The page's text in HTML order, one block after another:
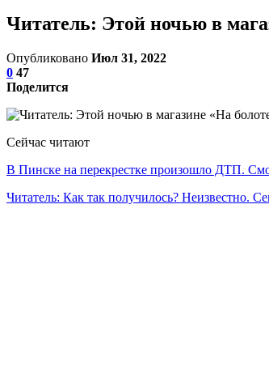
Читатель: Этой ночью в
Опубликовано Июл 31, 2022
0 47
Поделится
Сейчас читают
В Пинске на перекрестке произошло ДТП.
Читатель: Как так получилось? Неизвестно.